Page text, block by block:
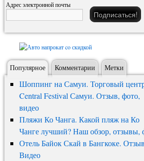
Адрес электронной почты
Популярное Комментарии Метки
Шоппинг на Самуи. Торговый
Central Festival Самуи. Отзыв, фото,
видео
Пляжи Ко Чанга. Какой пляж на Ко
Чанге лучший? Наш обзор, отзывы,
Отель Байок Скай в Бангкоке.
Видео